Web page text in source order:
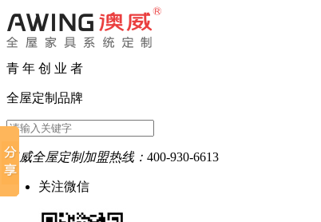
青 年 创 业 者
全屋定制品牌
澳威全屋定制加盟热线： 400-930-6613
关注微信